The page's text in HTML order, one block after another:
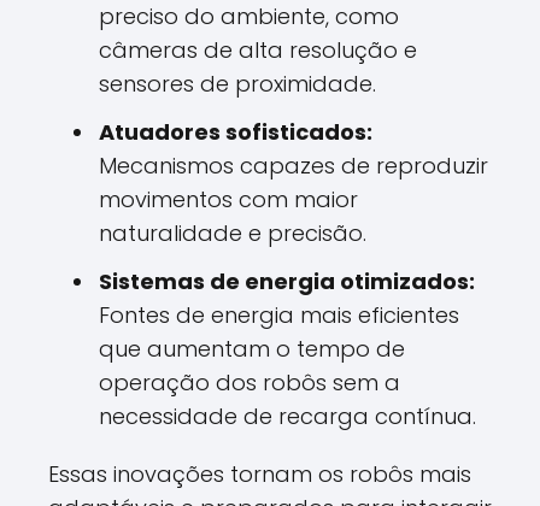
preciso do ambiente, como
câmeras de alta resolução e
sensores de proximidade.
Atuadores sofisticados:
Mecanismos capazes de reproduzir
movimentos com maior
naturalidade e precisão.
Sistemas de energia otimizados:
Fontes de energia mais eficientes
que aumentam o tempo de
operação dos robôs sem a
necessidade de recarga contínua.
Essas inovações tornam os robôs mais